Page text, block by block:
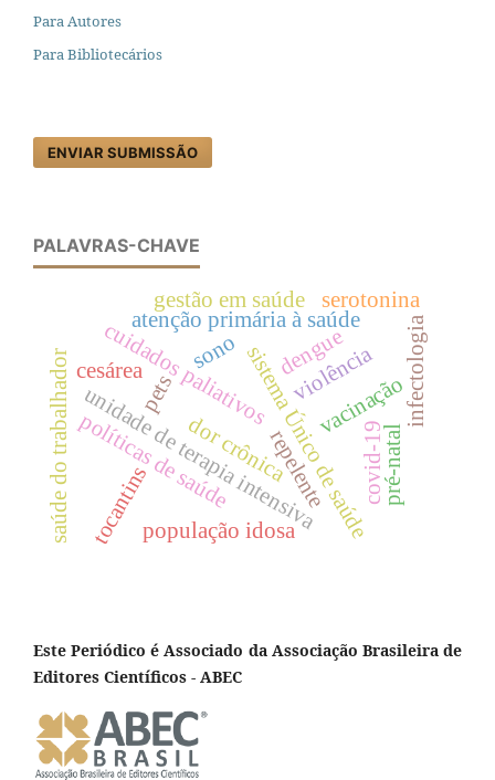
Para Autores
Para Bibliotecários
ENVIAR SUBMISSÃO
PALAVRAS-CHAVE
unidade de terapia intensiva
cuidados paliativos
atenção primária à saúde
sistema Único de saúde
políticas de saúde
gestão em saúde
vacinação
covid-19
população idosa
infectologia
saúde do trabalhador sono
repelente pré-natal
violência
dengue
tocantins
dor crônica
serotonina
pets
cesárea
Este Periódico é Associado da Associação Brasileira de
Editores Científicos - ABEC